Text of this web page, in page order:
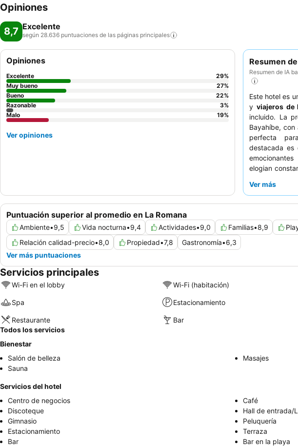
Opiniones
8,7 Excelente
según 28.636 puntuaciones de las páginas principales
Resumen
Resumen de IA
Este hotel es
y viajeros de
incluido. La
Bayahíbe,
perfecta
destacada
elogian
el excelente
conserjería
Ver más
Puntuación superior al promedio en La Romana
Ambiente•9,5 Vida nocturna•9,4 Actividades•9,0 Familias•8,9
Relación calidad-precio•8,0 Propiedad•7,8 Gastronomía•6,3
Ver más puntuaciones
Opiniones
Excelente 29%
Muy bueno
27%
Bueno
22%
Razonable
3%
Malo
19%
Ver opiniones
Servicios principales
Wi-Fi en el lobby Wi-Fi (habitación)
Spa Estacionamiento
Restaurante Bar
Todos los servicios
Bienestar
Salón de belleza
Masajes
Sauna
Servicios del hotel
Centro de negocios
Café
Discoteque
Hall de entrada/
Gimnasio
Peluquería
Estacionamiento
Terraza
Bar
Bar en la playa